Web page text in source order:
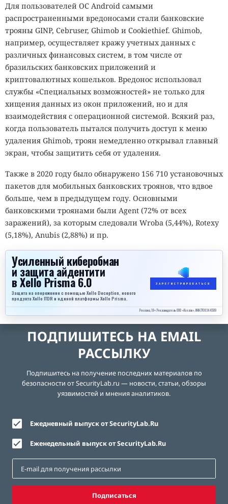
Для пользователей ОС Android самыми
распространенными вредоносами стали банковские
трояны GINP, Cebruser, Ghimob и Cookiethief. Ghimob,
например, осуществляет кражу учетных данных с
различных финансовых систем, в том числе от
бразильских банковских приложений и
криптовалютных кошельков. Вредонос использовал
службы «Специальных возможностей» не только для
хищения данных из окон приложений, но и для
взаимодействия с операционной системой. Всякий раз,
когда пользователь пытался получить доступ к меню
удаления Ghimob, троян немедленно открывал главный
экран, чтобы защитить себя от удаления.
Также в 2020 году было обнаружено 156 710 установочных
пакетов для мобильных банковских троянов, что вдвое
больше, чем в предыдущем году. Основными
банковскими троянами были Agent (72% от всех
заражений), за которым следовали Wroba (5,44%), Rotexy
(5,18%), Anubis (2,88%) и пр.
Усиленный киберобман
и защита айдентити
в Xello Prisma 6.0
Защита на опережение с помощью Xello Deception, нового
продукта Xello ITDR и единой платформы Xello Prisma.
ЗАРЕГИСТРИРОВАТЬСЯ
Реклама, 18+. Рекламодатель ООО «Кселло», ИНН 7708344509
ПОДПИШИТЕСЬ НА EMAIL
РАССЫЛКУ
Подпишитесь на получение последних материалов по
безопасности от SecurityLab.ru — новости, статьи, обзоры
уязвимостей и мнения аналитиков.
Ежедневный выпуск от SecurityLab.Ru
Еженедельный выпуск от SecurityLab.Ru
Подписаться